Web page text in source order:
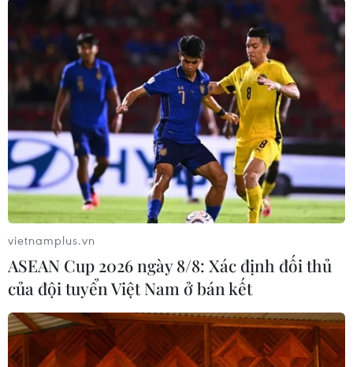
vietnamplus.vn
ASEAN Cup 2026 ngày 8/8: Xác định đối thủ
của đội tuyển Việt Nam ở bán kết